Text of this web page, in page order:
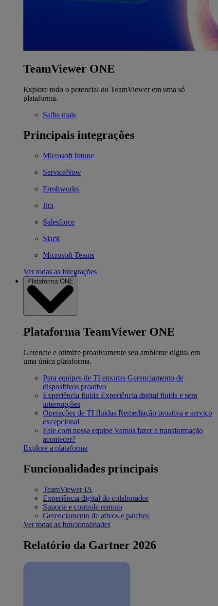
TeamViewer ONE
Explore todo o potencial do TeamViewer em uma só
plataforma.
Saiba mais
Principais integrações
Microsoft Intune
ServiceNow
Freshworks
Jira
Salesforce
Slack
Microsoft Teams
Ver todas as integrações
Plataforma ONE
Plataforma TeamViewer ONE
Gerencie e otimize proativamente seu ambiente digital em
uma única plataforma.
Para equipes de TI enxutas Gerenciamento de
dispositivos proativo
Experiência fluida Experiência digital fluida e sem
interrupções
Operações de TI fluidas Remediação proativa e serviço
excepcional
Fale com nossa equipe Vamos fazer a transformação
acontecer?
Explore a plataforma
Funcionalidades principais
TeamViewer IA
Experiência digital do colaborador
Suporte e controle remoto
Gerenciamento de ativos e patches
Ver todas as funcionalidades
Relatório da Gartner 2026